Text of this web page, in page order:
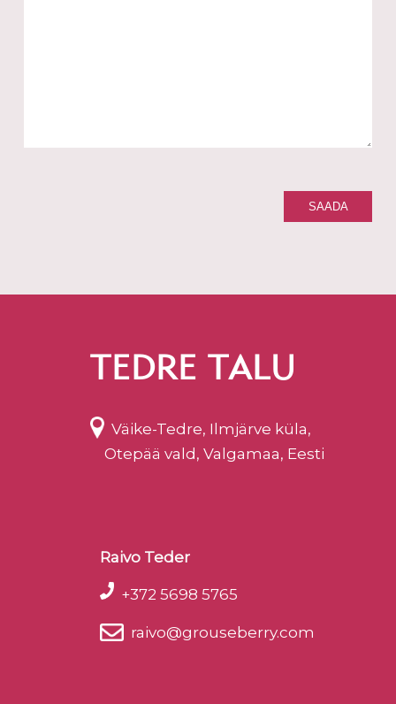
TEDRE TALU
Väike-Tedre, Ilmjärve küla,
Otepää vald, Valgamaa, Eesti
Raivo Teder
+372 5698 5765
raivo@grouseberry.com